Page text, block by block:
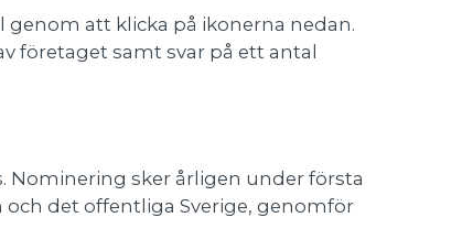
genom att klicka på ikonerna nedan.
företaget samt svar på ett antal
Nominering sker årligen under första
och det offentliga Sverige, genomför